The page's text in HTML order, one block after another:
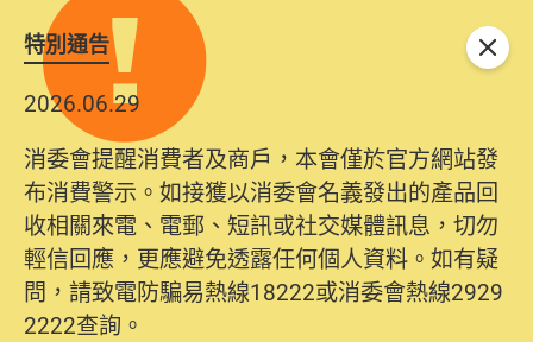
特別通告
2026.06.29
消委會提醒消費者及商戶，本會僅於官方網站發
布消費警示。如接獲以消委會名義發出的產品回
收相關來電、電郵、短訊或社交媒體訊息，切勿
輕信回應，更應避免透露任何個人資料。如有疑
問，請致電防騙易熱線18222或消委會熱線2929
2222查詢。
關閉